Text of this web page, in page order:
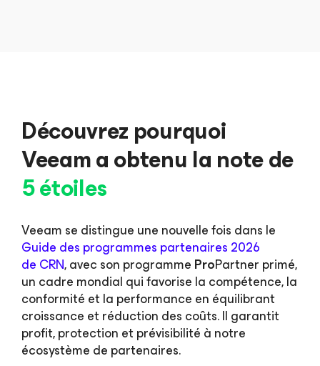
Découvrez pourquoi
Veeam a obtenu la note de
5 étoiles
Veeam se distingue une nouvelle fois dans le
Guide des programmes partenaires 2026
de CRN, avec son programme ProPartner primé,
un cadre mondial qui favorise la compétence, la
conformité et la performance en équilibrant
croissance et réduction des coûts. Il garantit
profit, protection et prévisibilité à notre
écosystème de partenaires.